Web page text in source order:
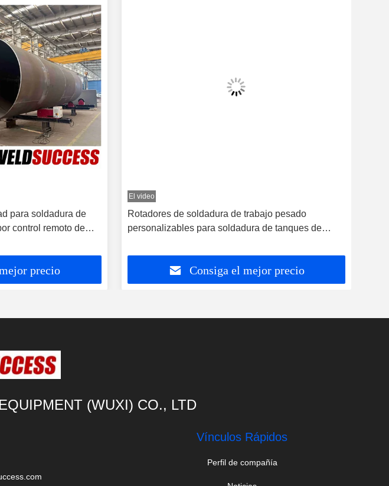
soldadura de
remoto de
precio
Rotadores de soldadura de trabajo pesado
personalizables para soldadura de tanques de
Consiga el mejor precio
(WUXI) CO., LTD
Vínculos Rápidos
Perfil de compañía